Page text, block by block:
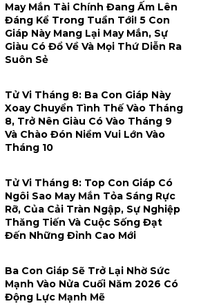
May Mắn Tài Chính Đang Ấm Lên
Đáng Kể Trong Tuần Tới! 5 Con
Giáp Này Mang Lại May Mắn, Sự
Giàu Có Đổ Về Và Mọi Thứ Diễn Ra
Suôn Sẻ
Tử Vi Tháng 8: Ba Con Giáp Này
Xoay Chuyển Tình Thế Vào Tháng
8, Trở Nên Giàu Có Vào Tháng 9
Và Chào Đón Niềm Vui Lớn Vào
Tháng 10
Tử Vi Tháng 8: Top Con Giáp Có
Ngôi Sao May Mắn Tỏa Sáng Rực
Rỡ, Của Cải Tràn Ngập, Sự Nghiệp
Thăng Tiến Và Cuộc Sống Đạt
Đến Những Đỉnh Cao Mới
Ba Con Giáp Sẽ Trở Lại Nhờ Sức
Mạnh Vào Nửa Cuối Năm 2026 Có
Động Lực Mạnh Mẽ